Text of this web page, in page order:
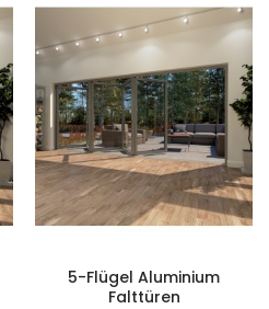
5-Flügel Aluminium
Falttüren